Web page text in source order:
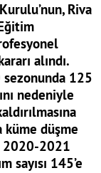
Riva
alındı.
125
nedeniyle
düşme
2020-2021
sayısı 145’e